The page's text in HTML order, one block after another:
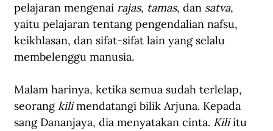
pelajaran mengenai rajas, tamas, dan satva,
yaitu pelajaran tentang pengendalian nafsu,
keikhlasan, dan sifat-sifat lain yang selalu
membelenggu manusia.
Malam harinya, ketika semua sudah terlelap,
seorang kili mendatangi bilik Arjuna. Kepada
sang Dananjaya, dia menyatakan cinta. Kili itu